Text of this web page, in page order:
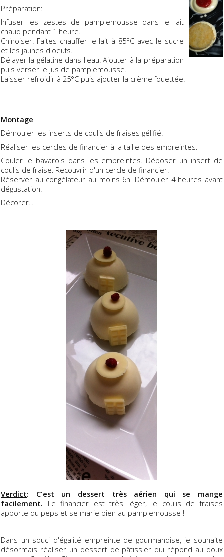
Préparation:
Infuser les zestes de pamplemousse dans le lait
chaud pendant 1 heure.
Chinoiser. Faites chauffer le lait à 85°C avec le sucre
et les jaunes d'oeufs.
Délayer la gélatine dans l'eau. Ajouter à la préparation
puis verser le jus de pamplemousse.
Laisser refroidir à 25°C puis ajouter la crème fouettée.
Montage
Démouler les inserts de coulis de fraises gélifié.
Réaliser les cercles de financier à la taille des empreintes.
Couler le bavarois dans les empreintes. Déposer un insert de
coulis de fraise. Recouvrir d'un cercle de financier.
Réserver au congélateur au moins 6h. Démouler 4 heures avant
dégustation.
Décorer...
Verdict: C'est un dessert très aérien qui se mange
facilement. Le financier est très léger, le coulis de fraises
apporte du peps et se marie bien au pamplemousse !
Dans un souci d'égalité empreinte de gourmandise, je souhaite
désormais réaliser un dessert de pâtissier qui répond au doux